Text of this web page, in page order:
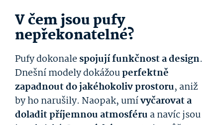
V čem jsou pufy
nepřekonatelné?
Pufy dokonalespojují funkčnost a design.
Dnešní modely dokážouperfektně
zapadnout do jakéhokoliv prostoru, aniž
by ho narušily. Naopak, umívyčarovat a
doladit příjemnou atmosféru a navíc jsou